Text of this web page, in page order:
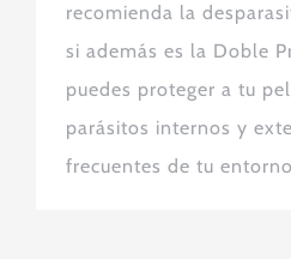
recomienda la
si además es la Doble
puedes proteger a tu
parásitos internos y
frecuentes de tu